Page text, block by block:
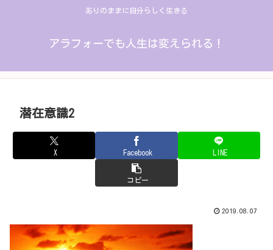
ありのままに自分らしく生きる
アラフォーでも人生は変えられる！
潜在意識2
X Facebook LINE
コピー
2019.08.07